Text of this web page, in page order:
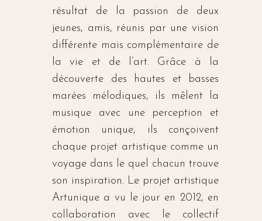
résultat de la passion de deux
jeunes, amis, réunis par une vision
différente mais complémentaire de
la vie et de l’art. Grâce à la
découverte des hautes et basses
marées mélodiques, ils mêlent la
musique avec une perception et
émotion unique, ils conçoivent
chaque projet artistique comme un
voyage dans le quel chacun trouve
son inspiration. Le projet artistique
Artunique a vu le jour en 2012, en
collaboration avec le collectif